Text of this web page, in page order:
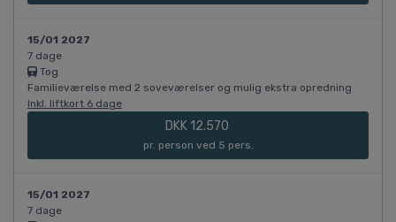
15/01 2027
7 dage
Tog
Familieværelse med 2 soveværelser og mulig ekstra opredning
Inkl. liftkort 6 dage
DKK 12.570
pr. person ved 5 pers.
15/01 2027
7 dage